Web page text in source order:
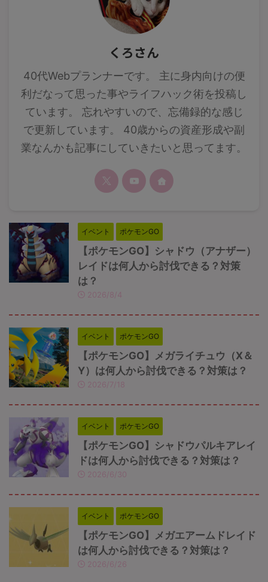
くろさん
40代Webプランナーです。 主に身内向けの便
利だなって思った事やライフハック術を投稿し
ています。 忘れやすいので、忘備録的な感じ
で更新しています。 40歳からの資産形成や副
業なんかも記事にしていきたいと思ってます。
イベント ポケモンGO
【ポケモンGO】シャドウ（アナザー）
レイドは何人から討伐できる？対策
は？
2026/8/4
イベント ポケモンGO
【ポケモンGO】メガライチュウ（X＆
Y）は何人から討伐できる？対策は？
2026/7/18
イベント ポケモンGO
【ポケモンGO】シャドウパルキアレイ
ドは何人から討伐できる？対策は？
2026/6/30
イベント ポケモンGO
【ポケモンGO】メガエアームドレイド
は何人から討伐できる？対策は？
2026/6/26